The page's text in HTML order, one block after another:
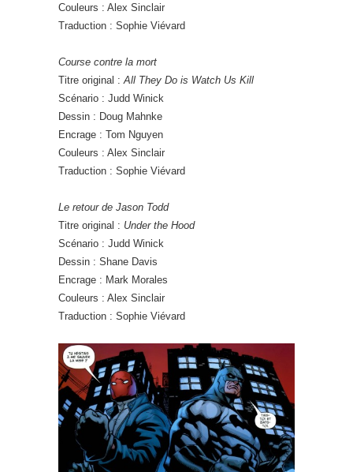
Couleurs : Alex Sinclair
Traduction : Sophie Viévard
Course contre la mort
Titre original : All They Do is Watch Us Kill
Scénario : Judd Winick
Dessin : Doug Mahnke
Encrage : Tom Nguyen
Couleurs : Alex Sinclair
Traduction : Sophie Viévard
Le retour de Jason Todd
Titre original : Under the Hood
Scénario : Judd Winick
Dessin : Shane Davis
Encrage : Mark Morales
Couleurs : Alex Sinclair
Traduction : Sophie Viévard